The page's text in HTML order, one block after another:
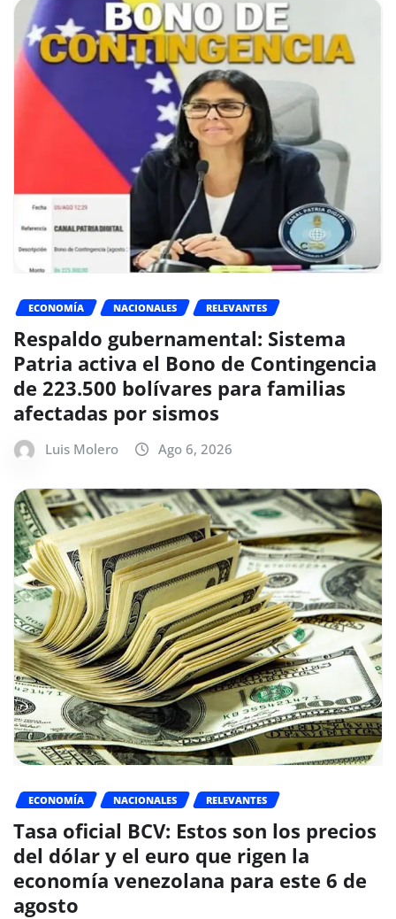
ECONOMÍA NACIONALES RELEVANTES
Respaldo gubernamental: Sistema
Patria activa el Bono de Contingencia
de 223.500 bolívares para familias
afectadas por sismos
Luis Molero Ago 6, 2026
ECONOMÍA NACIONALES RELEVANTES
Tasa oficial BCV: Estos son los precios
del dólar y el euro que rigen la
economía venezolana para este 6 de
agosto